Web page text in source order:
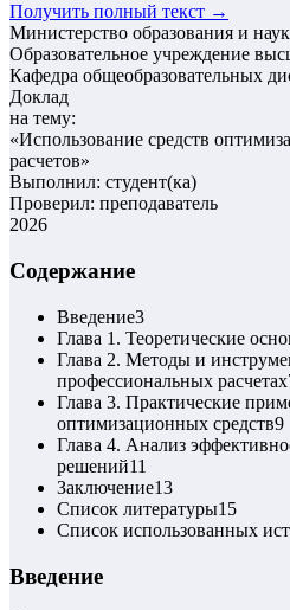
Получить полный текст →
Министерство образования и
Образовательное учреждение
Кафедра общеобразовательных
Доклад
на тему:
«Использование средств
расчетов»
Выполнил: студент(ка)
Проверил: преподаватель
2026
Содержание
Введение3
Глава 1. Теоретические
Глава 2. Методы и
профессиональных расчетах
Глава 3. Практические
оптимизационных средств9
Глава 4. Анализ
решений11
Заключение13
Список литературы15
Список использованных
Введение